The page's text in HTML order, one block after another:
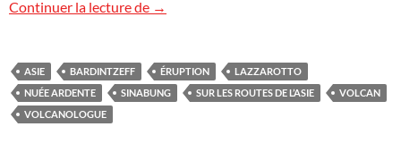
Continuer la lecture de L’Asie des volcans
→
ASIE BARDINTZEFF ÉRUPTION
LAZZAROTTO
NUÉE ARDENTE
SINABUNG SUR LES ROUTES DE L’ASIE
VOLCAN
VOLCANOLOGUE